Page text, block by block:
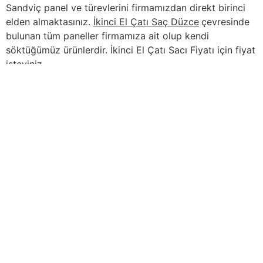
Sandviç panel ve türevlerini firmamızdan direkt birinci
elden almaktasınız. İkinci El Çatı Saç Düzce çevresinde
bulunan tüm paneller firmamıza ait olup kendi
söktüğümüz ürünlerdir. İkinci El Çatı Sacı Fiyatı için fiyat
isteyiniz.